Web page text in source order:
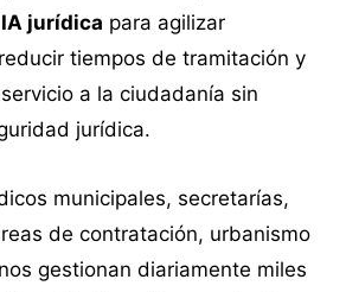
IA jurídica para agilizar
tiempos de tramitación y
a la ciudadanía sin
jurídica.
municipales, secretarías,
de contratación, urbanismo
gestionan diariamente miles